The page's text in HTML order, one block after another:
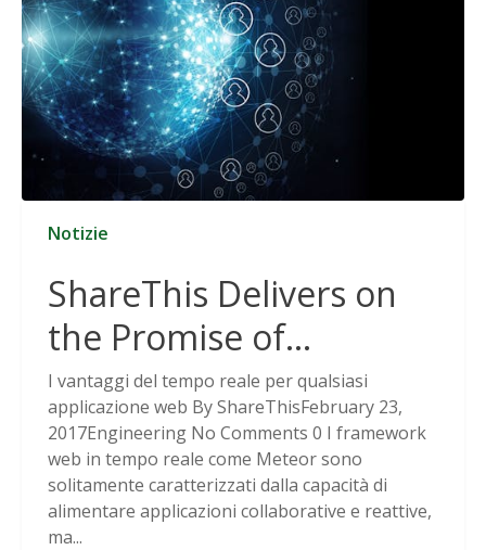
Notizie
ShareThis Delivers on
the Promise of
Cookieless Data
Solutions
I vantaggi del tempo reale per qualsiasi
applicazione web By ShareThisFebruary 23,
2017Engineering No Comments 0 I framework
web in tempo reale come Meteor sono
solitamente caratterizzati dalla capacità di
alimentare applicazioni collaborative e reattive,
ma...